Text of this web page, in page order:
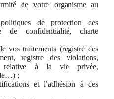
de votre organisme au
de protection des
de confidentialité, charte
vos traitements (registre des
registre des violations,
à la vie privée,
;
et l’adhésion à des